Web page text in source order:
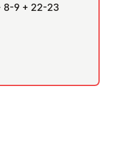
8-9 + 22-23